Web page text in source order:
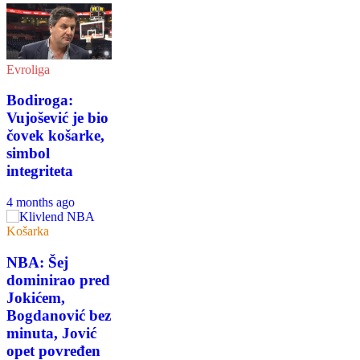
Evroliga
Bodiroga:
Vujošević je bio
čovek košarke,
simbol
integriteta
4 months ago
Košarka
NBA: Šej
dominirao pred
Jokićem,
Bogdanović bez
minuta, Jović
opet povređen